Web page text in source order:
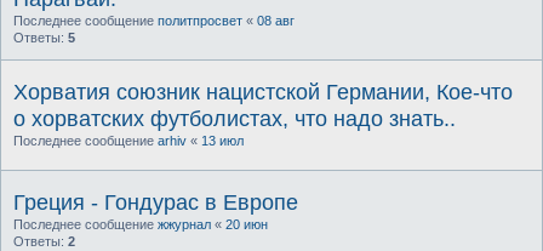
Последнее сообщение политпросвет « 08 авг
Ответы: 5
Хорватия союзник нацистской Германии, Кое-что
о хорватских футболистах, что надо знать..
Последнее сообщение arhiv « 13 июл
Греция - Гондурас в Европе
Последнее сообщение жжурнал « 20 июн
Ответы: 2